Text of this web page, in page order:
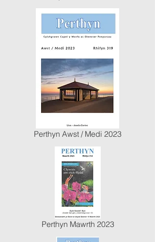
Perthyn Awst / Medi 2023
Perthyn Mawrth 2023